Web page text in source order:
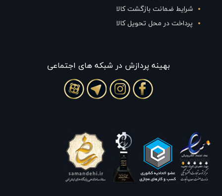
شرایط ضمانت بازگشت کالا
پرداخت در محل تحویل کالا
بهينه پردازش در شبکه های اجتماعی